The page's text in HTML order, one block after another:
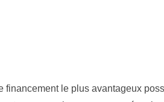
financement le plus avantageux